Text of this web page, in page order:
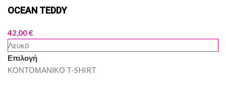
OCEAN TEDDY
42,00€
Λευκό
Επιλογή
ΚΟΝΤΟΜΑΝΙΚΟ T-SHIRT